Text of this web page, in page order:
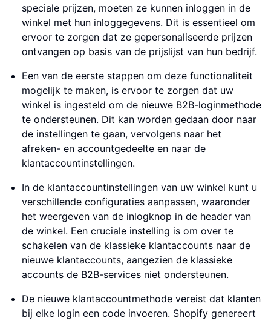
speciale prijzen, moeten ze kunnen inloggen in de
winkel met hun inloggegevens. Dit is essentieel om
ervoor te zorgen dat ze gepersonaliseerde prijzen
ontvangen op basis van de prijslijst van hun bedrijf.
Een van de eerste stappen om deze functionaliteit
mogelijk te maken, is ervoor te zorgen dat uw
winkel is ingesteld om de nieuwe B2B-loginmethode
te ondersteunen. Dit kan worden gedaan door naar
de instellingen te gaan, vervolgens naar het
afreken- en accountgedeelte en naar de
klantaccountinstellingen.
In de klantaccountinstellingen van uw winkel kunt u
verschillende configuraties aanpassen, waaronder
het weergeven van de inlogknop in de header van
de winkel. Een cruciale instelling is om over te
schakelen van de klassieke klantaccounts naar de
nieuwe klantaccounts, aangezien de klassieke
accounts de B2B-services niet ondersteunen.
De nieuwe klantaccountmethode vereist dat klanten
bij elke login een code invoeren. Shopify genereert